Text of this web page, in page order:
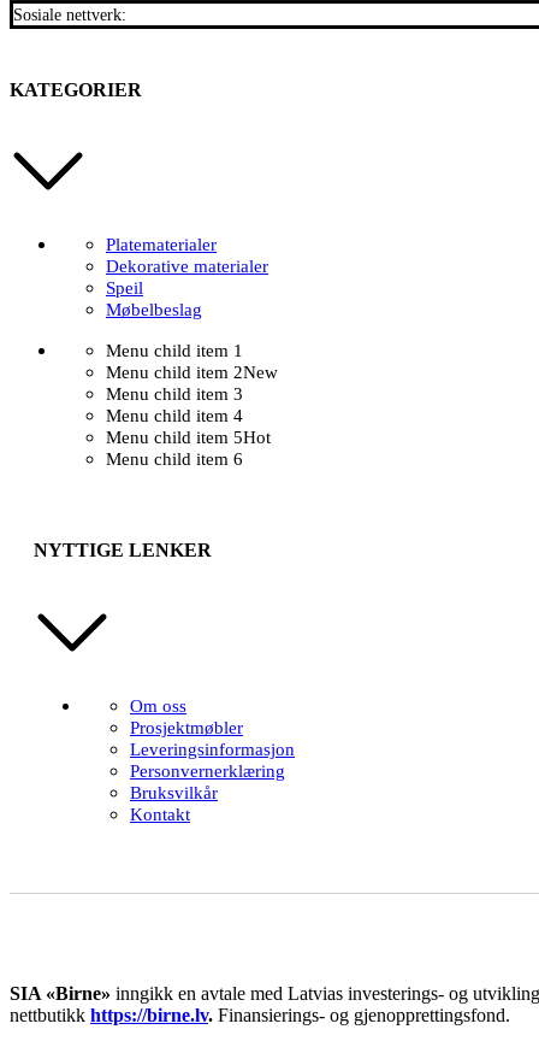
Sosiale nettverk:
KATEGORIER
Platematerialer
Dekorative materialer
Speil
Møbelbeslag
Menu child item 1
Menu child item 2New
Menu child item 3
Menu child item 4
Menu child item 5Hot
Menu child item 6
NYTTIGE LENKER
Om oss
Prosjektmøbler
Leveringsinformasjon
Personvernerklæring
Bruksvilkår
Kontakt
SIA «Birne» inngikk en avtale med Latvias investerings- og
nettbutikk https://birne.lv. Finansierings- og gjenopprettingsfond.